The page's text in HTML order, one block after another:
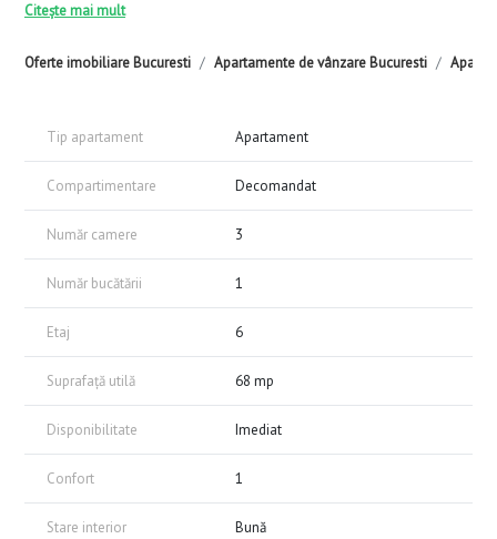
Oferte imobiliare Bucuresti Apartamente de vânzare Bucuresti
Zona linistita, cu multa Natura Verde.
Citește mai mult
Tip apartament Apartament
Compartimentare Decomandat
Număr camere 3
Număr bucătării 1
Etaj 6
Suprafață utilă 68 mp
Disponibilitate Imediat
Confort 1
Stare interior Bună